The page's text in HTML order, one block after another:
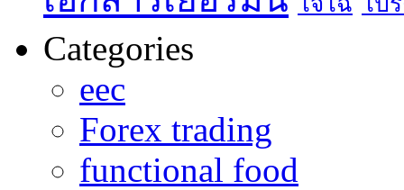
Categories
eec
Forex trading
functional food